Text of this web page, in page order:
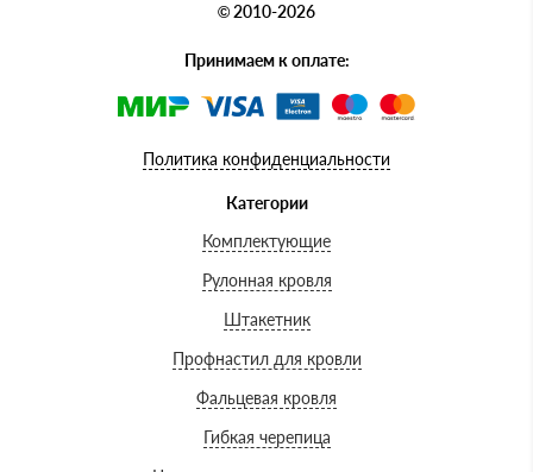
© 2010-2026
Принимаем к оплате:
Политика конфиденциальности
Категории
Комплектующие
Рулонная кровля
Штакетник
Профнастил для кровли
Фальцевая кровля
Гибкая черепица